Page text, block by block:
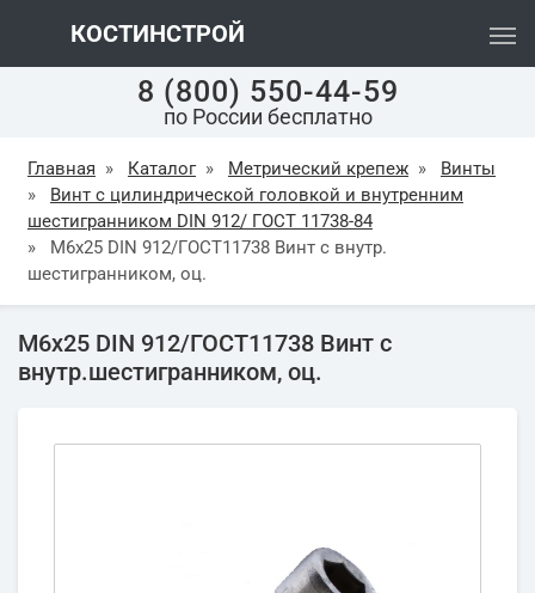
КОСТИНСТРОЙ
8 (800) 550-44-59
по России бесплатно
Главная » Каталог » Метрический крепеж »
Винты
»
Винт с цилиндрической головкой и внутренним
шестигранником DIN 912/ ГОСТ 11738-84
»
М6х25 DIN 912/ГОСТ11738 Винт с внутр.
шестигранником, оц.
М6х25 DIN 912/ГОСТ11738 Винт с
внутр.шестигранником, оц.